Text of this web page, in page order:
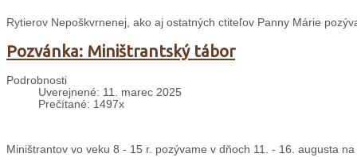
Rytierov Nepoškvrnenej, ako aj ostatných ctiteľov Panny Márie
Pozvánka: Miništrantský tábor
Podrobnosti
Uverejnené: 11. marec 2025
Prečítané: 1497x
Miništrantov vo veku 8 - 15 r. pozývame v dňoch 11. - 16. augusta